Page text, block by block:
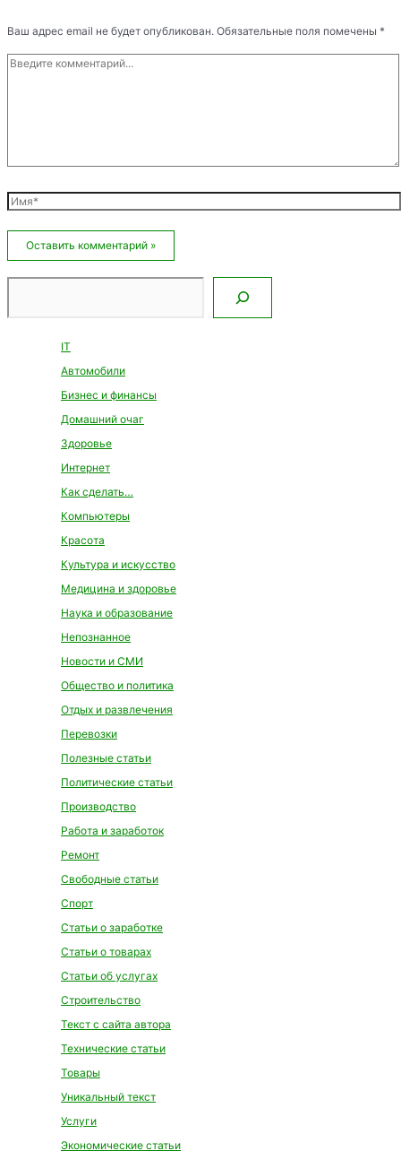
Ваш адрес email не будет опубликован. Обязательные поля помечены *
Введите
комментарий...
Имя*
IT
Автомобили
Бизнес и финансы
Домашний очаг
Здоровье
Интернет
Как сделать…
Компьютеры
Красота
Культура и искусство
Медицина и здоровье
Наука и образование
Непознанное
Новости и СМИ
Общество и политика
Отдых и развлечения
Перевозки
Полезные статьи
Политические статьи
Производство
Работа и заработок
Ремонт
Свободные статьи
Спорт
Статьи о заработке
Статьи о товарах
Статьи об услугах
Строительство
Текст с сайта автора
Технические статьи
Товары
Уникальный текст
Услуги
Экономические статьи